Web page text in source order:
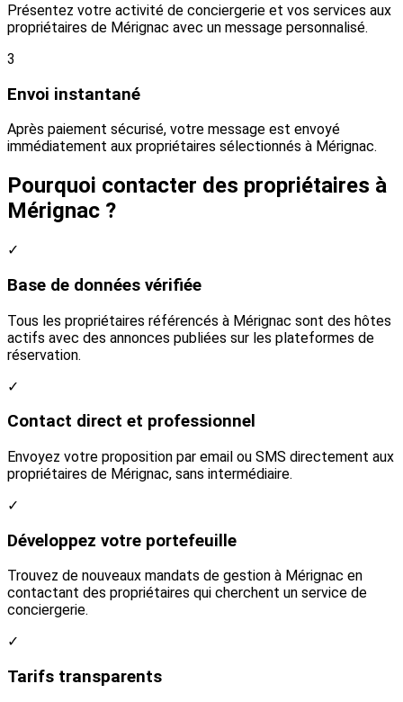
Présentez votre activité de conciergerie et vos services aux
propriétaires de Mérignac avec un message personnalisé.
3
Envoi instantané
Après paiement sécurisé, votre message est envoyé
immédiatement aux propriétaires sélectionnés à Mérignac.
Pourquoi contacter des propriétaires à
Mérignac ?
✓
Base de données vérifiée
Tous les propriétaires référencés à Mérignac sont des hôtes
actifs avec des annonces publiées sur les plateformes de
réservation.
✓
Contact direct et professionnel
Envoyez votre proposition par email ou SMS directement aux
propriétaires de Mérignac, sans intermédiaire.
✓
Développez votre portefeuille
Trouvez de nouveaux mandats de gestion à Mérignac en
contactant des propriétaires qui cherchent un service de
conciergerie.
✓
Tarifs transparents